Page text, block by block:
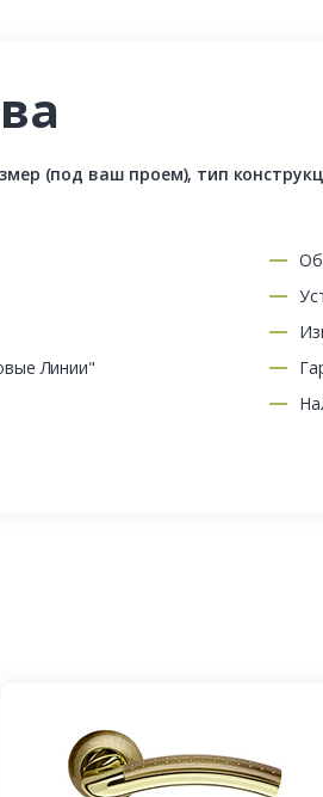
(под ваш проем), тип
Линии"